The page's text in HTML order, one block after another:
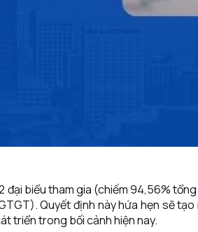
biểu tham gia (chiếm 94,56%
Quyết định này hứa hẹn sẽ
triển trong bối cảnh hiện nay.